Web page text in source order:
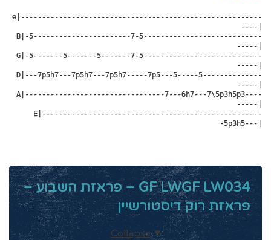
e|---------------------------------------------------------
----|
-----|
-----|
-----|
-----|
-5p3h5---|
GF LWGF LW034 – פראזת השבוע –
פראזת רוק דיסטורשיין
Collapse